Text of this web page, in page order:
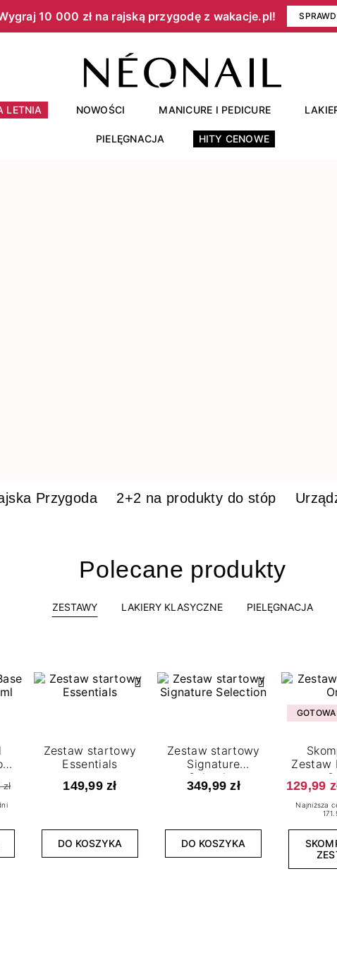
10 000 zł na rajską przygodę z wakacje.pl!​
LETNIA NOWOŚCI MANICURE I PEDICURE
PIELĘGNACJA HITY CENOWE
Przygoda 2+2 na produkty do stóp
Polecane produkty
ZESTAWY LAKIERY KLASYCZNE PIELĘGNACJA
Zestaw startowy
Essentials
149,99 zł
DO KOSZYKA
Zestaw startowy
Signature
Selection
349,99 zł
DO KOSZYKA
Zestaw
129,99
Najniższa